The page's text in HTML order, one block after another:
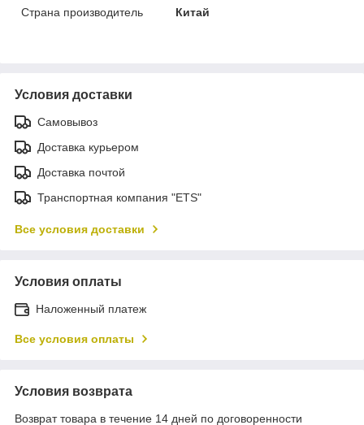
Страна производитель
Китай
Условия доставки
Самовывоз
Доставка курьером
Доставка почтой
Транспортная компания "ETS"
Все условия доставки
Условия оплаты
Наложенный платеж
Все условия оплаты
Условия возврата
Возврат товара в течение 14 дней по договоренности